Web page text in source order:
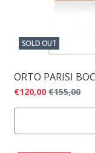
SOLD OUT
ORTO PARISI
€120,00 €155,00